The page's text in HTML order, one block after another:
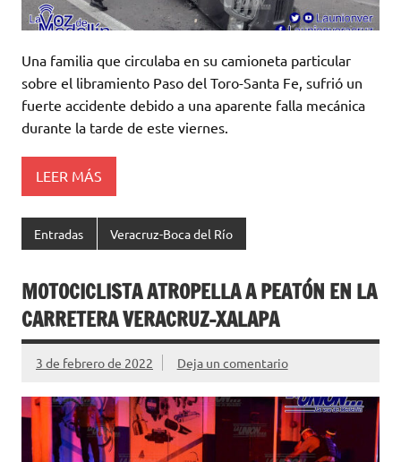
Una familia que circulaba en su camioneta particular
sobre el libramiento Paso del Toro-Santa Fe, sufrió un
fuerte accidente debido a una aparente falla mecánica
durante la tarde de este viernes.
LEER MÁS
Entradas Veracruz-Boca del Río
MOTOCICLISTA ATROPELLA A PEATÓN EN LA
CARRETERA VERACRUZ-XALAPA
3 de febrero de 2022 Deja un comentario